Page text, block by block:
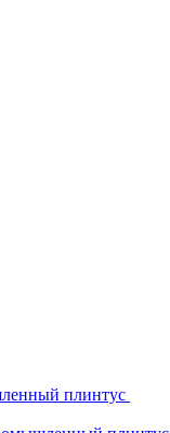
плинтус